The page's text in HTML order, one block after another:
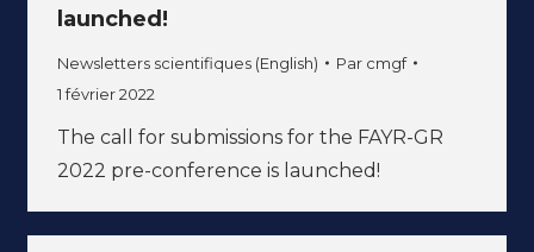
launched!
Newsletters scientifiques (English) Par cmgf
1 février 2022
The call for submissions for the FAYR-GR
2022 pre-conference is launched!